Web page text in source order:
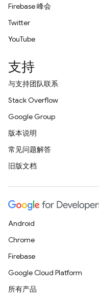
Firebase 峰会
Twitter
YouTube
支持
与支持团队联系
Stack Overflow
Google Group
版本说明
常见问题解答
旧版文档
Android
Chrome
Firebase
Google Cloud Platform
所有产品